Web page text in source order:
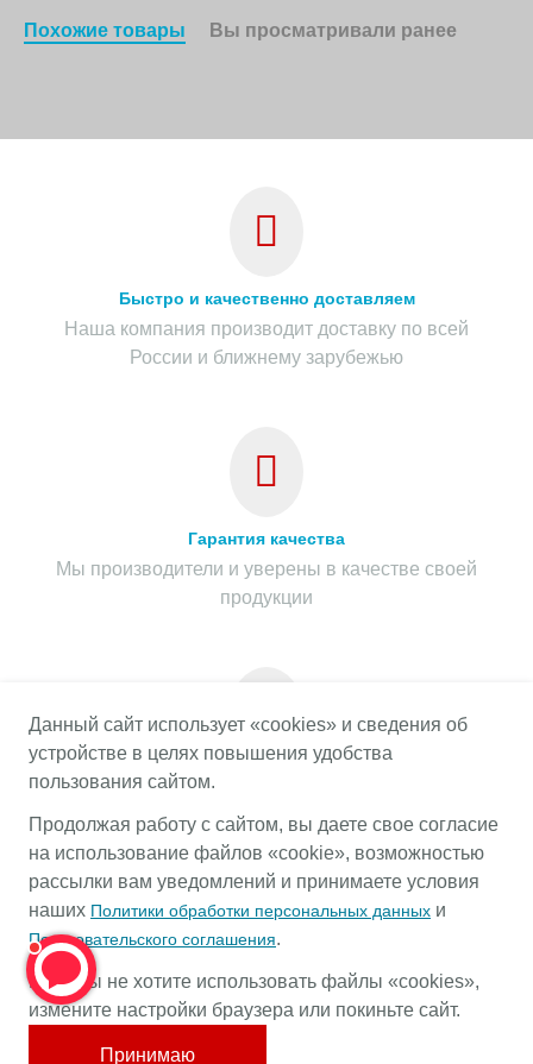
Похожие товары Вы просматривали ранее
Быстро и качественно доставляем
Наша компания производит доставку по всей
России и ближнему зарубежью
Гарантия качества
Мы производители и уверены в качестве своей
продукции
Гарантия на весь срок службы
продукции при соблюдении правил эксплуатации
КАТАЛОГ
ОФОРМЛЕНИЕ ЗАКАЗА
КОНТАКТЫ
Данный сайт использует «cookies» и сведения об
устройстве в целях повышения удобства
пользования сайтом.
Продолжая работу с сайтом, вы даете свое согласие
на использование файлов «cookie», возможностью
рассылки вам уведомлений и принимаете условия
наших Политики обработки персональных данных и
Пользовательского соглашения.
Если вы не хотите использовать файлы «cookies»,
измените настройки браузера или покиньте сайт.
Принимаю